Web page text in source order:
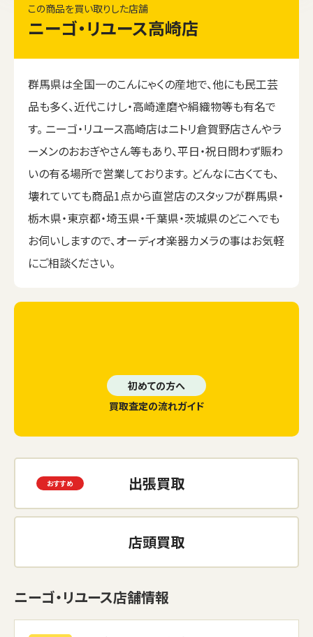
この商品を買い取りした店舗
ニーゴ・リユース高崎店
群馬県は全国一のこんにゃくの産地で、他にも民工芸
品も多く、近代こけし・高崎達磨や絹織物等も有名で
す。 ニーゴ・リユース高崎店はニトリ倉賀野店さんやラ
ーメンのおおぎやさん等もあり、平日・祝日問わず賑わ
いの有る場所で営業しております。 どんなに古くても、
壊れていても商品1点から直営店のスタッフが群馬県・
栃木県・東京都・埼玉県・千葉県・茨城県のどこへでも
お伺いしますので、オーディオ楽器カメラの事はお気軽
にご相談ください。
初めての方へ
買取査定の流れガイド
出張買取
店頭買取
ニーゴ・リユース店舗情報